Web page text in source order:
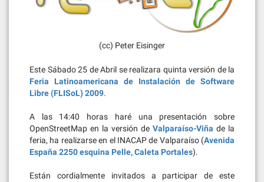
(cc) Peter Eisinger
Este Sábado 25 de Abril se realizara quinta versión de la
Feria Latinoamericana de Instalación de Software
Libre (FLISoL) 2009.
A las 14:40 horas haré una presentación sobre
OpenStreetMap en la versión de Valparaíso-Viña de la
feria, ha realizarse en el INACAP de Valparaíso (Avenida
España 2250 esquina Pelle, Caleta Portales).
Están cordialmente invitados a participar de este